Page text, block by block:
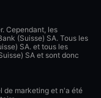
Cependant, les
(Suisse) SA. Tous les
SA. et tous les
SA et sont donc
de marketing et n'a été